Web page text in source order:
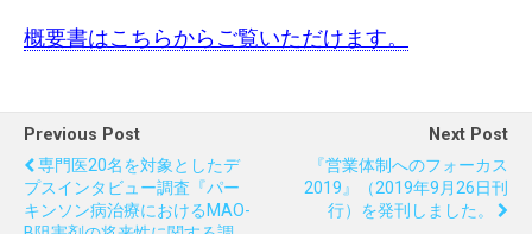
概要書はこちらからご覧いただけます。
Previous Post
専門医20名を対象としたデ
プスインタビュー調査『パー
キンソン病治療におけるMAO-
Next Post
『営業体制へのフォーカス
2019』（2019年9月26日刊
行）を発刊しました。